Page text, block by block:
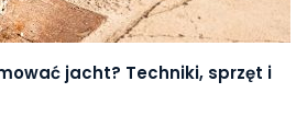
jacht? Techniki, sprzęt i